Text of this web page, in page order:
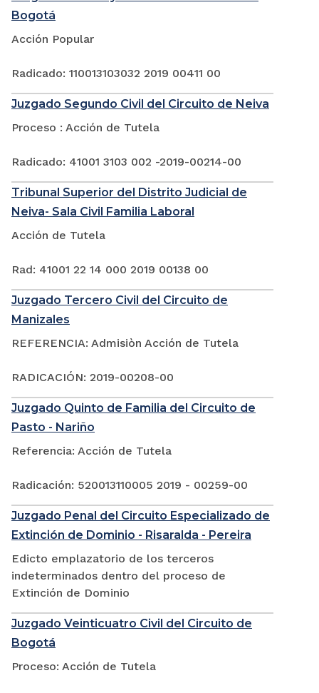
Bogotá
Acción Popular
Radicado: 110013103032 2019 00411 00
Juzgado Segundo Civil del Circuito de Neiva
Proceso : Acción de Tutela
Radicado: 41001 3103 002 -2019-00214-00
Tribunal Superior del Distrito Judicial de
Neiva- Sala Civil Familia Laboral
Acción de Tutela
Rad: 41001 22 14 000 2019 00138 00
Juzgado Tercero Civil del Circuito de
Manizales
REFERENCIA: Admisiòn Acción de Tutela
RADICACIÓN: 2019-00208-00
Juzgado Quinto de Familia del Circuito de
Pasto - Nariño
Referencia: Acción de Tutela
Radicación: 520013110005 2019 - 00259-00
Juzgado Penal del Circuito Especializado de
Extinción de Dominio - Risaralda - Pereira
Edicto emplazatorio de los terceros
indeterminados dentro del proceso de
Extinción de Dominio
Juzgado Veinticuatro Civil del Circuito de
Bogotá
Proceso: Acción de Tutela